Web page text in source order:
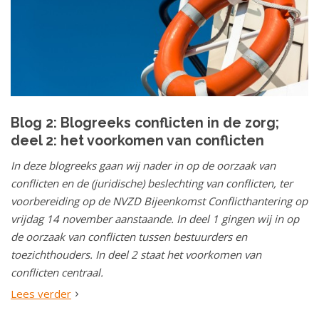
Blog 2: Blogreeks conflicten in de zorg;
deel 2: het voorkomen van conflicten
In deze blogreeks gaan wij nader in op de oorzaak van
conflicten en de (juridische) beslechting van conflicten, ter
voorbereiding op de NVZD Bijeenkomst Conflicthantering op
vrijdag 14 november aanstaande. In deel 1 gingen wij in op
de oorzaak van conflicten tussen bestuurders en
toezichthouders. In deel 2 staat het voorkomen van
conflicten centraal.
Lees verder